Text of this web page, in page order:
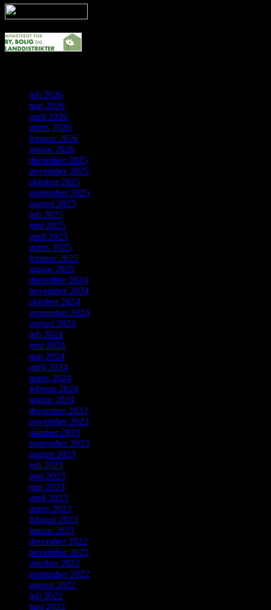
juli 2026
maj 2026
april 2026
marts 2026
februar 2026
januar 2026
december 2025
november 2025
oktober 2025
september 2025
august 2025
juli 2025
juni 2025
april 2025
marts 2025
februar 2025
januar 2025
december 2024
november 2024
oktober 2024
september 2024
august 2024
juli 2024
juni 2024
maj 2024
april 2024
marts 2024
februar 2024
januar 2024
december 2023
november 2023
oktober 2023
september 2023
august 2023
juli 2023
juni 2023
maj 2023
april 2023
marts 2023
februar 2023
januar 2023
december 2022
november 2022
oktober 2022
september 2022
august 2022
juli 2022
juni 2022